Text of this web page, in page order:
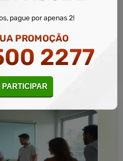
AGORA
pague por apenas 2!
PROMOÇÃO
2277